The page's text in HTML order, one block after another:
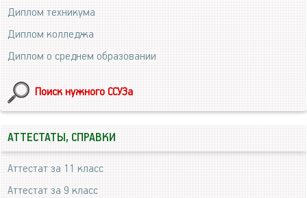
Диплом техникума
Диплом колледжа
Диплом о среднем образовании
Поиск нужного ССУЗа
АТТЕСТАТЫ, СПРАВКИ
Аттестат за 11 класс
Аттестат за 9 класс